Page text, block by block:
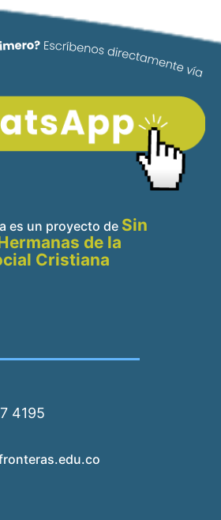
es un proyecto de Sin
de la
Cristiana
4195